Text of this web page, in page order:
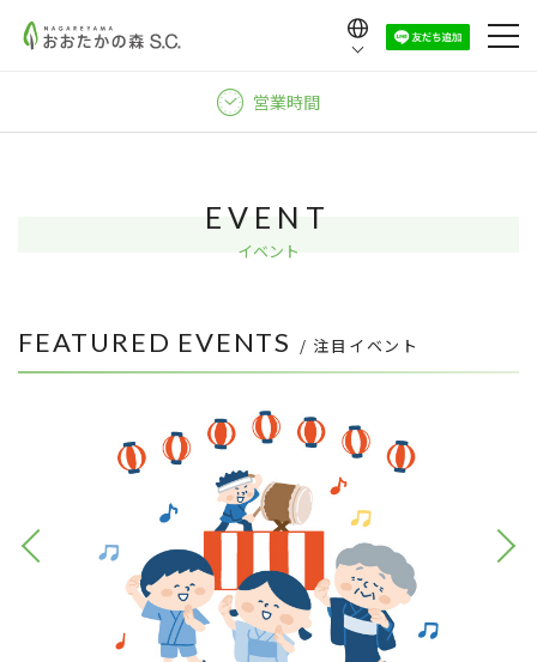
営業時間
EVENT
イベント
FEATURED EVENTS / 注目イベント